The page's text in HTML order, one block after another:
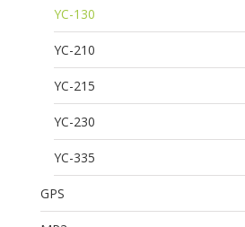
YC-130
YC-210
YC-215
YC-230
YC-335
GPS